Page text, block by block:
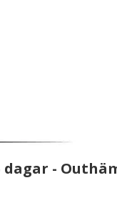
dagar -